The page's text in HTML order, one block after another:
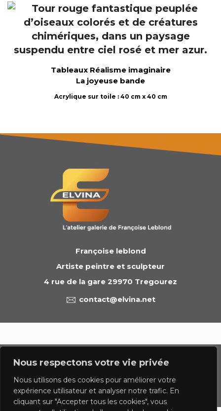
Nous respectons votre vie privée
Nous utilisons des cookies pour améliorer votre
expérience utilisateur et analyser notre trafic. En
cliquant sur "Accepter tous les cookies", vous
Tableaux Réalisme imaginaire
La joyeuse bande
Acrylique sur toile : 40 cm x 40 cm
Françoise leblond
Artiste peintre et sculpteur
4 rue de la gare 29970 Tregourez
contact@elvina.net
Politique de confidentialite
Mentions légales
Contact